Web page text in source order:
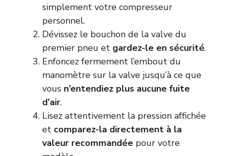
simplement votre compresseur
personnel.
Dévissez le bouchon de la valve du
premier pneu et gardez-le en sécurité.
Enfoncez fermement l’embout du
manomètre sur la valve jusqu’à ce que
vous n’entendiez plus aucune fuite
d’air.
Lisez attentivement la pression affichée
et comparez-la directement à la
valeur recommandée pour votre